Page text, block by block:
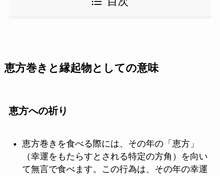
恵方巻きと縁起物としての意味
恵方への祈り
恵方巻きを食べる際には、その年の「恵方」
（幸運をもたらすとされる特定の方角）を向い
て無言で食べます。この行為は、その年の幸運